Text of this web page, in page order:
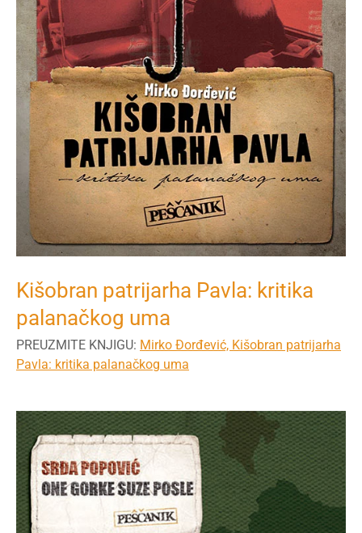
Kišobran patrijarha Pavla: kritika
palanačkog uma
PREUZMITE KNJIGU: Mirko Đorđević, Kišobran patrijarha
Pavla: kritika palanačkog uma